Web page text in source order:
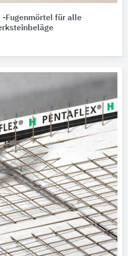
-Fugenmörtel für alle